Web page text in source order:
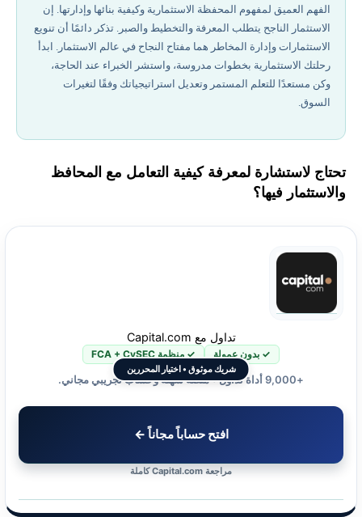
الفهم العميق لمفهوم المحفظة الاستثمارية وكيفية بنائها وإدارتها. إن
الاستثمار الناجح يتطلب المعرفة والتخطيط والصبر. تذكر دائمًا أن تنويع
الاستثمارات وإدارة المخاطر هما مفتاح النجاح في عالم الاستثمار. ابدأ
رحلتك الاستثمارية بخطوات مدروسة، واستشر الخبراء عند الحاجة،
وكن مستعدًا للتعلم المستمر وتعديل استراتيجياتك وفقًا لتغيرات
السوق.
تحتاج لاستشارة لمعرفة كيفية التعامل مع المحافظ
والاستثمار فيها؟
شريك موثوق • اختيار المحررين
تداول مع Capital.com
✓ بدون عمولة ✓ منظمة FCA + CySEC
+9,000 أداة تداول • منصة سهلة وحساب تجريبي مجاني.
افتح حساباً مجاناً ←
مراجعة Capital.com كاملة